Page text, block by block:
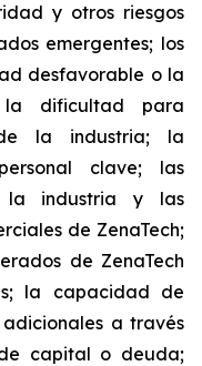
y otros riesgos
emergentes; los
desfavorable o la
la dificultad para
la industria; la
clave; las
la industria y las
de ZenaTech;
de ZenaTech
la capacidad de
a través
capital o deuda;